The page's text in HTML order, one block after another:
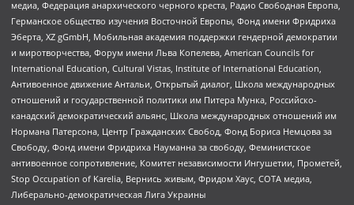
медиа, Федерация анархического черного креста, Радио Свободная Европа,
Германское общество изучения Восточной Европы, Фонд имени Фридриха
Эберта, XZ gGmbH, Мобильная академия поддержки гендерной демократии
и миротворчества, Форум имени Льва Копелева, American Councils for
International Education, Cultural Vistas, Institute of International Education,
Антивоенное движение Антальи, Открытый диалог, Школа международных
отношений и государственной политики им Питера Мунка, Российско-
канадский демократический альянс, Школа международных отношений им
Нормана Патерсона, Центр Гражданских Свобод, Фонд Бориса Немцова за
Свободу, Фонд имени Фридриха Науманна за свободу, Феминистское
антивоенное сопротивление, Комитет независимости Ингушетии, Прометей,
Stop Occupation of Karelia, Вернись живым, Фридом Хаус, СОТА медиа,
Либерально-демократическая Лига Украины